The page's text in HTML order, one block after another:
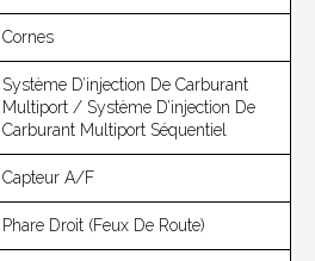
Cornes
Système D’injection De Carburant
Multiport / Système D’injection De
Carburant Multiport Séquentiel
Capteur A/F
Phare Droit (feux De Route)